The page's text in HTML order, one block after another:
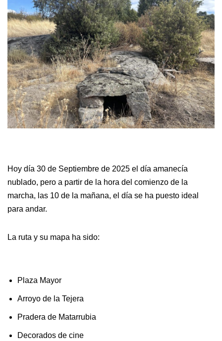
Hoy día 30 de Septiembre de 2025 el día amanecía
nublado, pero a partir de la hora del comienzo de la
marcha, las 10 de la mañana, el día se ha puesto ideal
para andar.
La ruta y su mapa ha sido:
Plaza Mayor
Arroyo de la Tejera
Pradera de Matarrubia
Decorados de cine